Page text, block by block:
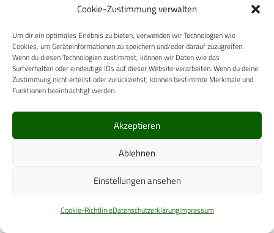
Cookie-Zustimmung verwalten
Um dir ein optimales Erlebnis zu bieten, verwenden wir Technologien wie
Cookies, um Geräteinformationen zu speichern und/oder darauf zuzugreifen.
Wenn du diesen Technologien zustimmst, können wir Daten wie das
Surfverhalten oder eindeutige IDs auf dieser Website verarbeiten. Wenn du deine
Zustimmung nicht erteilst oder zurückziehst, können bestimmte Merkmale und
Funktionen beeinträchtigt werden.
Akzeptieren
Ablehnen
Einstellungen ansehen
Cookie-RichtlinieDatenschutzerklärungImpressum
sich heute die single-breath-Technik nach dem von Ogilvie
et al. modifizierten Verfahren von Marie und August Krogh
in der Klinik nach und nach durchgesetzt und ist von der
breiten Fachwelt inzwischen akzeptiert [7, 8]. Seit den
wesentliche Schritte, nämlich den an der alveolo-kapillären
Membran (sogenannter Membranfaktor) und den sich
innerhalb des Blutes abspielenden Prozessen (Blutfaktor)
unterteilten, hat sich durch die vorgenommenen
Verfahren zur Erfassung der Diffusionsleistung der Lunge